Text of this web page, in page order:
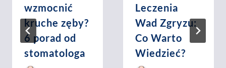
wzmocnić
kruche zęby?
6 porad od
stomatologa
Leczenia
Wad Zgryzu:
Co Warto
Wiedzieć?